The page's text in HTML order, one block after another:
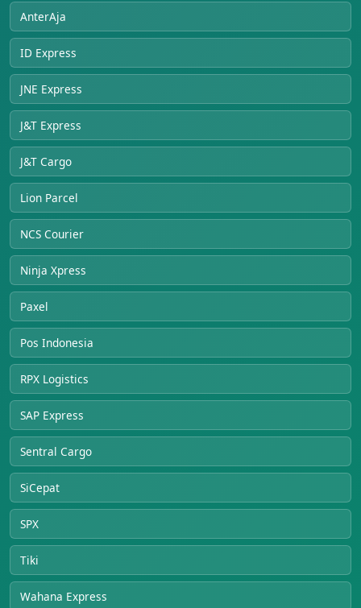
AnterAja
ID Express
JNE Express
J&T Express
J&T Cargo
Lion Parcel
NCS Courier
Ninja Xpress
Paxel
Pos Indonesia
RPX Logistics
SAP Express
Sentral Cargo
SiCepat
SPX
Tiki
Wahana Express